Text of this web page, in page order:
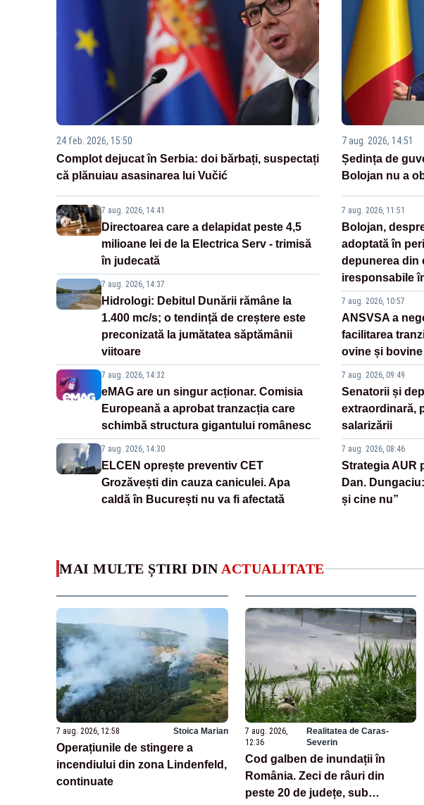
24 feb. 2026, 15:50
Complot dejucat în Serbia: doi bărbați, suspectați
că plănuiau asasinarea lui Vučić
7 aug. 2026, 14:41
Directoarea care a delapidat peste 4,5
milioane lei de la Electrica Serv - trimisă
în judecată
7 aug. 2026, 14:37
Hidrologi: Debitul Dunării rămâne la
1.400 mc/s; o tendință de creștere este
preconizată la jumătatea săptămânii
viitoare
7 aug. 2026, 14:32
eMAG are un singur acționar. Comisia
Europeană a aprobat tranzacția care
schimbă structura gigantului românesc
7 aug. 2026, 14:30
ELCEN oprește preventiv CET
Grozăvești din cauza caniculei. Apa
caldă în București nu va fi afectată
7 aug. 2026, 14:51
Ședința de
Bolojan nu a
7 aug. 2026, 11:51
Bolojan,
adoptată în
depunerea din
iresponsabile
7 aug. 2026, 10:57
ANSVSA a
facilitarea
ovine și bovine
7 aug. 2026, 09:49
Senatorii și
extraordinară,
salarizării
7 aug. 2026, 08:46
Strategia AUR
Dan.
și cine nu”
MAI MULTE ȘTIRI DIN ACTUALITATE
7 aug. 2026, 12:58 Stoica Marian
Operațiunile de stingere a
incendiului din zona Lindenfeld,
continuate
7 aug. 2026,
12:36
Realitatea de Caras-
Severin
Cod galben de inundații în
România. Zeci de râuri din
peste 20 de județe, sub